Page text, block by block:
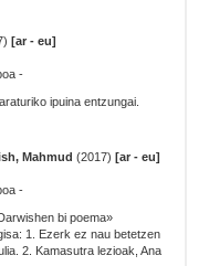
[ar - eu]
-
ipuina entzungai.
Mahmud (2017)[ar - eu]
-
bi poema»
1. Ezerk ez nau betetzen
2. Kamasutra lezioak, Ana